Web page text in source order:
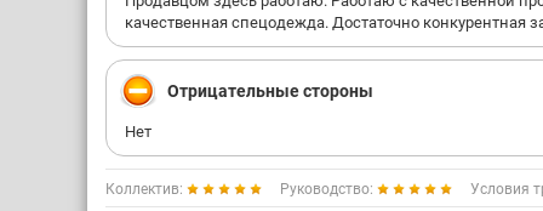
качественная спецодежда. Достаточно конкурентная
Отрицательные стороны
Нет
Коллектив: Руководство: Условия